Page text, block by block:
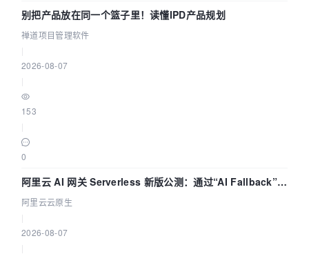
别把产品放在同一个篮子里！读懂IPD产品规划
禅道项目管理软件
2026-08-07
153
0
阿里云 AI 网关 Serverless 新版公测：通过“AI Fallback”与
拓扑可视化构建 AI 流量治理底座
阿里云云原生
2026-08-07